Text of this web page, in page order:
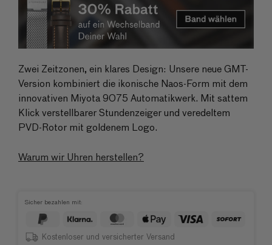
Zwei Zeitzonen, ein klares Design: Unsere neue GMT-
Version kombiniert die ikonische Naos-Form mit dem
innovativen Miyota 9075 Automatikwerk. Mit sattem
Klick verstellbarer Stundenzeiger und veredeltem
PVD-Rotor mit goldenem Logo.
Warum wir Uhren herstellen?
Sicher bezahlen mit:
Kostenloser und versicherter Versand